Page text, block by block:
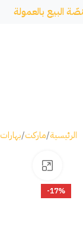
البيع بالعمولة
الرئيسية ماركت بهارات
-17%